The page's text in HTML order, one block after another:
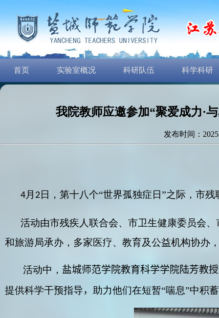
首页 实验室概况 科研队伍 科学科研
我院教师应邀参加“聚爱成力·
发布时间：
4 月 2 日，第十八个“世界孤独症日”之际，市
活动由市残疾人联合会、市卫生健康委员会
和旅游局承办，多家医疗、教育及公益机构协办
活动中， 盐城师范学院教育科学学院陆芳教授
提供科学干预指导， 助力他们在短暂“喘息”中积